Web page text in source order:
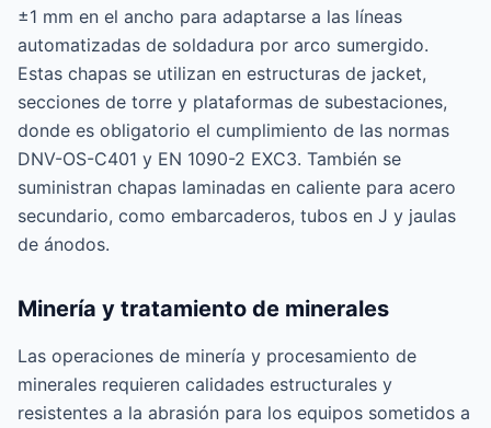
±1 mm en el ancho para adaptarse a las líneas
automatizadas de soldadura por arco sumergido.
Estas chapas se utilizan en estructuras de jacket,
secciones de torre y plataformas de subestaciones,
donde es obligatorio el cumplimiento de las normas
DNV-OS-C401 y EN 1090-2 EXC3. También se
suministran chapas laminadas en caliente para acero
secundario, como embarcaderos, tubos en J y jaulas
de ánodos.
Minería y tratamiento de minerales
Las operaciones de minería y procesamiento de
minerales requieren calidades estructurales y
resistentes a la abrasión para los equipos sometidos a